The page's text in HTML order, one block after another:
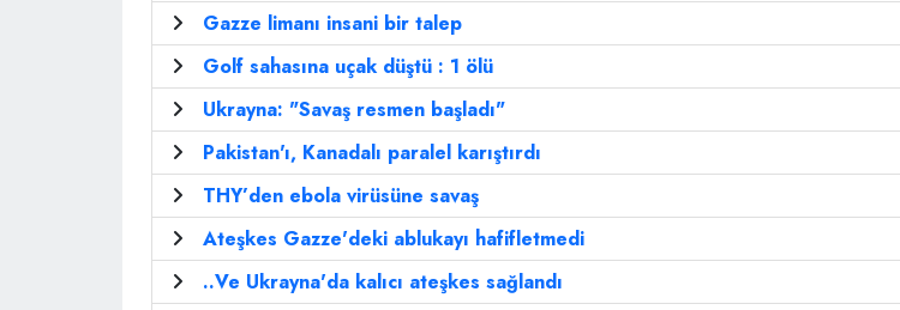
Gazze limanı insani bir talep
Golf sahasına uçak düştü : 1 ölü
Ukrayna: "Savaş resmen başladı"
Pakistan'ı, Kanadalı paralel karıştırdı
THY’den ebola virüsüne savaş
Ateşkes Gazze'deki ablukayı hafifletmedi
..Ve Ukrayna'da kalıcı ateşkes sağlandı